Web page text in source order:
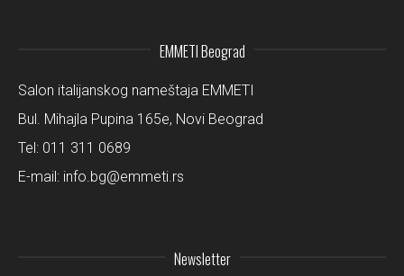
EMMETI Beograd
Salon italijanskog nameštaja EMMETI
Bul. Mihajla Pupina 165e, Novi Beograd
Tel: 011 311 0689
E-mail: info.bg@emmeti.rs
Newsletter